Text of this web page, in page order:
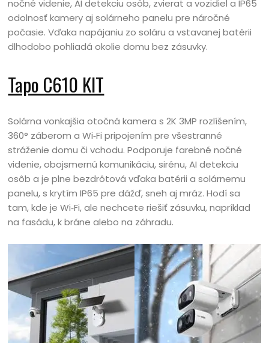
nočné videnie, AI detekciu osôb, zvierat a vozidiel a IP65
odolnosť kamery aj solárneho panelu pre náročné
počasie. Vďaka napájaniu zo soláru a vstavanej batérii
dlhodobo pohliadá okolie domu bez zásuvky.
Tapo C610 KIT
Solárna vonkajšia otočná kamera s 2K 3MP rozlíšením,
360° záberom a Wi‑Fi pripojením pre všestranné
stráženie domu či vchodu. Podporuje farebné nočné
videnie, obojsmernú komunikáciu, sirénu, AI detekciu
osôb a je plne bezdrôtová vďaka batérii a solárnemu
panelu, s krytím IP65 pre dážď, sneh aj mráz. Hodí sa
tam, kde je Wi‑Fi, ale nechcete riešiť zásuvku, napríklad
na fasádu, k bráne alebo na záhradu.